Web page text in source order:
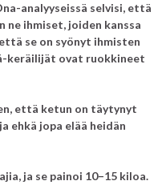
analyyseissä selvisi, että
ne ihmiset, joiden kanssa
se on syönyt ihmisten
keräilijät ovat ruokkineet
että ketun on täytynyt
ehkä jopa elää heidän
ja se painoi 10–15 kiloa.